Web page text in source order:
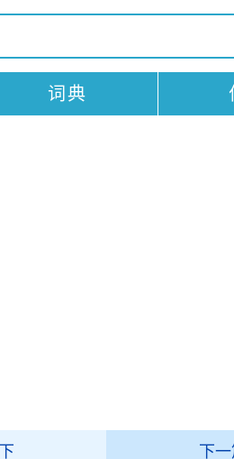
词典
下